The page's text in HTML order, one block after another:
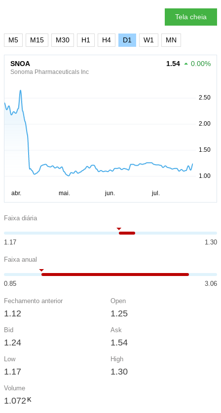
Tela cheia
M5 M15 M30 H1 H4 D1 W1 MN
SNOA
Sonoma Pharmaceuticals Inc
1.54 0.00%
Faixa diária
1.17 1.30
Faixa anual
0.85 3.06
Fechamento anterior
1.12
Open
1.25
Bid
1.24
Ask
1.54
Low
1.17
High
1.30
Volume
1.072 K